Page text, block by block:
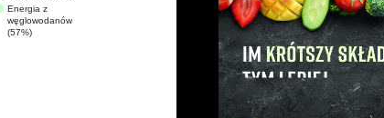
Energia z
węglowodanów
(57%)